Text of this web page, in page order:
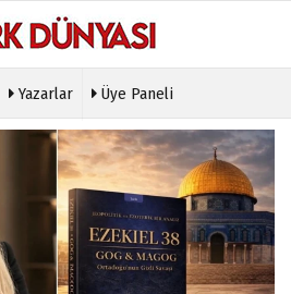
Köşe
Yazarları
Video
Foto
Galeri
Etkinlikler
Künye
İletişim
Çerez
Politikası
Gizlilik
İlkeleri
Yazarlar Üye Paneli